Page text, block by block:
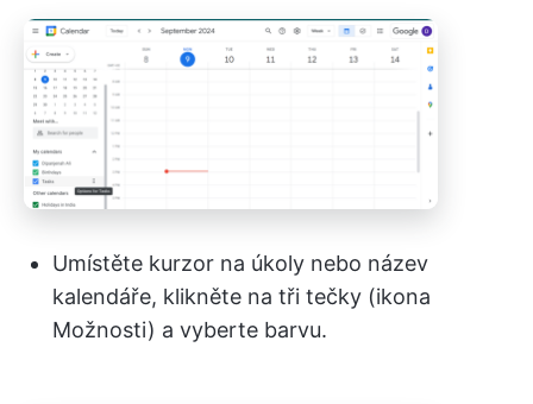
Umístěte kurzor na úkoly nebo název
kalendáře, klikněte na tři tečky (ikona
Možnosti) a vyberte barvu.